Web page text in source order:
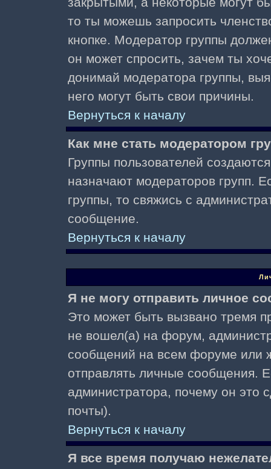
то ты можешь запросить
кнопке. Модератор группы
он может спросить, зачем ты
донимай модератора группы,
него могут быть свои причины.
Вернуться к началу
Как мне стать модератором
Группы пользователей
назначают модераторов групп.
группы, то свяжись с
сообщение.
Вернуться к началу
Я не могу отправить личное
Это может быть вызвано тремя
не вошел(а) на форум,
сообщений на всем форуме или
отправлять личные сообщения.
администратора, почему он это
почты).
Вернуться к началу
Я все время получаю